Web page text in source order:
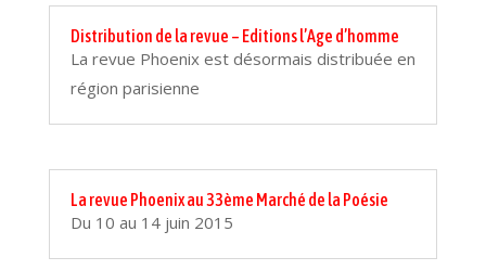
Distribution de la revue – Editions l’Age d’homme
La revue Phoenix est désormais distribuée en
région parisienne
La revue Phoenix au 33ème Marché de la Poésie
Du 10 au 14 juin 2015